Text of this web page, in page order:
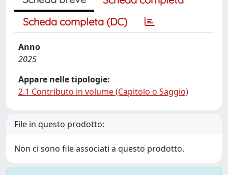
Scheda completa (DC)
Anno
2025
Appare nelle tipologie:
2.1 Contributo in volume (Capitolo o Saggio)
File in questo prodotto:
Non ci sono file associati a questo prodotto.